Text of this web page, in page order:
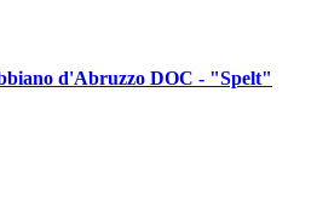
d'Abruzzo DOC - "Spelt"